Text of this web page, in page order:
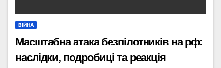
ВІЙНА
Масштабна атака безпілотників на рф:
наслідки, подробиці та реакція